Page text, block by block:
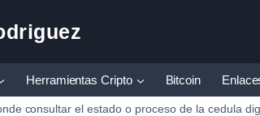
Herramientas Cripto Bitcoin
consultar el estado o proceso de la cedula